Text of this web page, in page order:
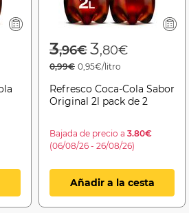
fromPrice reduced
3,96€to
3,80€
0,99€ 0,95€/litro
Refresco Coca-Cola Sabor
Original 2l pack de 2
Bajada de precio a 3.80€
(06/08/26 - 26/08/26)
Añadir a la cesta